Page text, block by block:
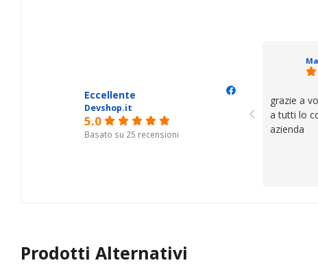
cose.
trovato,
se avete
Eccellente
Devshop.it
5.0
Basato su 25 recensioni
grazie a
a tutti lo
azienda
Prodotti Alternativi